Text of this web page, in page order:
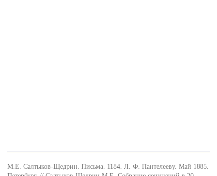
М.Е. Салтыков-Щедрин. Письма. 1184. Л. Ф. Пантелееву. Май 1885.